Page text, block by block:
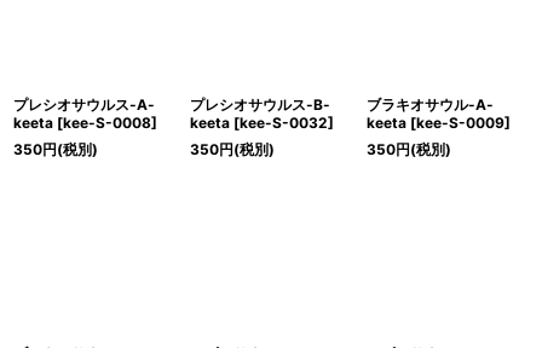
プレシオサウルス-A-
keeta [kee-S-0008]
350円(税別)
プレシオサウルス-B-
keeta [kee-S-0032]
350円(税別)
ブラキオサウル-A-
keeta [kee-S-0009]
350円(税別)